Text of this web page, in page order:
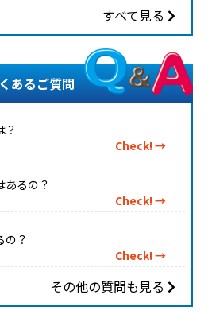
すべて見る
あるご質問
？
Check! →
あるの？
Check! →
の？
Check! →
その他の質問も見る